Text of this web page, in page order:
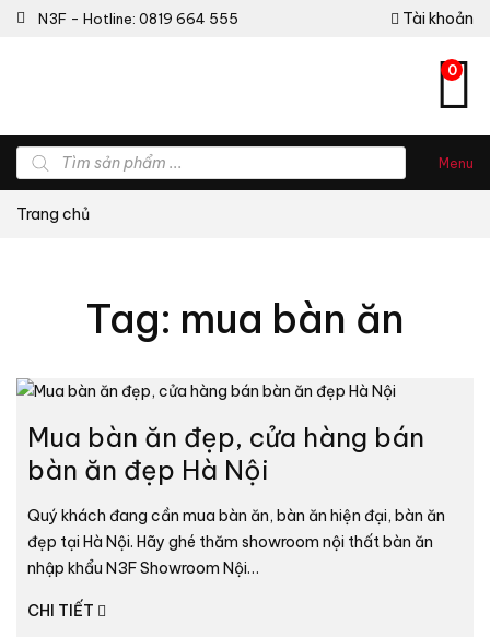
N3F - Hotline: 0819 664 555 Tài khoản
0
Tìm
kiếm
sản
Menu
Trang chủ
Tag: mua bàn ăn
Mua bàn ăn đẹp, cửa hàng bán
bàn ăn đẹp Hà Nội
Quý khách đang cần mua bàn ăn, bàn ăn hiện đại, bàn ăn
đẹp tại Hà Nội. Hãy ghé thăm showroom nội thất bàn ăn
nhập khẩu N3F Showroom Nội…
CHI TIẾT